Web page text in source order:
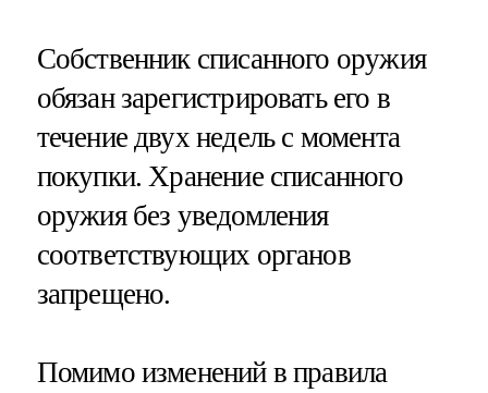
Собственник списанного оружия
обязан зарегистрировать его в
течение двух недель с момента
покупки. Хранение списанного
оружия без уведомления
соответствующих органов
запрещено.
Помимо изменений в правила